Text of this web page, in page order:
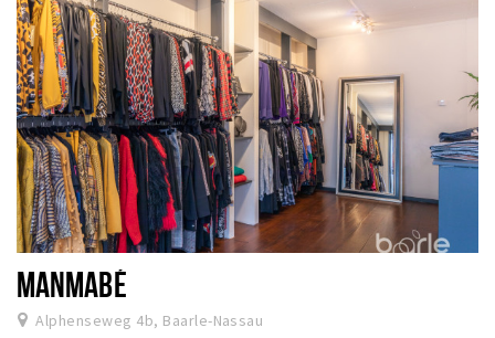
MANMABÉ
Alphenseweg 4b, Baarle-Nassau